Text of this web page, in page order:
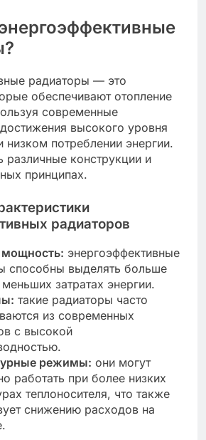
радиаторы — это
обеспечивают отопление
современные
высокого уровня
низком потреблении энергии.
различные конструкции и
принципах.
радиаторов
мощность: энергоэффективные
способны выделять больше
затратах энергии.
такие радиаторы часто
из современных
с высокой
режимы: они могут
работать при более низких
теплоносителя, что также
снижению расходов на